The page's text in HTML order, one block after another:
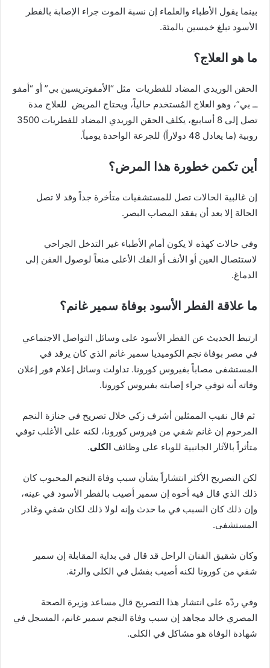
بينما يقول الأطباء والعلماء إن نسبة الموت جراء الإصابة بالفطر
الأسود تبلغ خمسين بالمئة.
ما هو العلاج؟
الحقن الوريدي المضاد للفطريات مثل “الأمفوتريسين بي” أو “أمفو
ــ بي”، وهو العلاج المُستخدم حالياً، ويحتاج المريض للعلاج مدة
تصل إلى 8 أسابيع، يكلف الحقن الوريدي المضاد للفطريات 3500
روبية (ما يعادل 48 دولاراً) للجرعة الواحدة يومياً.
أين تكمن خطورة هذا المرض؟
إن غالبية الحالات تصل للمستشفيات متأخرة جداً وقد لا تصل
الحالة إلا بعد أن يفقد المصاب البصر.
وفي حالات كهذه لا يكون أمام الأطباء غير التدخل الجراحي
لاستئصال العين أو الأنف أو الفك الأعلى منعاً لوصول العفن إلى
الدماغ.
ما علاقة الفطر الأسود بوفاة سمير غانم؟
ارتبط الحديث عن الفطر الأسود على وسائل التواصل الاجتماعي
في مصر بوفاة نجم الكوميديا سمير غانم الذي كان يرقد في
المستشفى مصاباً بفيروس كورونا. تداولت وسائل إعلام فور إعلان
وفاته أنه توفي جراء إصابته بفيروس كورونا.
ثم قال نقيب الممثلين أشرف زكي خلال تصريح في جنازة النجم
المرحوم إن غانم شفي من فيروس كورونا، لكنه على الأغلب توفي
متأثراً بالآثار الجانبية للوباء على وظائف الكلى.
لكن التصريح الأكثر انتشاراً بشأن سبب وفاة النجم المحبوب كان
ذلك الذي قال فيه أخوه إن سمير أصيب بالفطر الأسود في عينه،
وإن ذلك كان السبب في ما حدث وإنه لولا ذلك لكان شفي وغادر
المستشفى.
وكان شقيق الفنان الراحل قد قال في بداية المقابلة إن سمير
شفي من كورونا لكنه أصيب بفشل في الكلى والرئة.
وفي ردّه على انتشار هذا التصريح قال مساعد وزيرة الصحة
المصري خالد مجاهد إن سبب وفاة النجم سمير غانم، المسجل في
شهادة الوفاة هو مشاكل في الكلى.